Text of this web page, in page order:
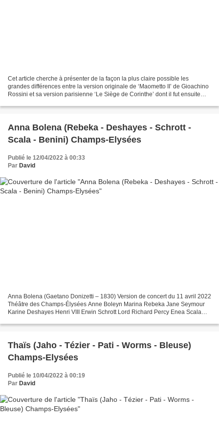
Cet article cherche à présenter de la façon la plus claire possible les
grandes différences entre la version originale de ‘Maometto II’ de Gioachino
Rossini et sa version parisienne ‘Le Siège de Corinthe’ dont il fut ensuite
Anna Bolena (Rebeka - Deshayes - Schrott -
Scala - Benini) Champs-Elysées
Publié le 12/04/2022 à 00:33
Par David
Anna Bolena (Gaetano Donizetti – 1830) Version de concert du 11 avril 2022
Théâtre des Champs-Élysées Anne Boleyn Marina Rebeka Jane Seymour
Karine Deshayes Henri VIII Erwin Schrott Lord Richard Percy Enea Scala
Thaïs (Jaho - Tézier - Pati - Worms - Bleuse)
Champs-Elysées
Publié le 10/04/2022 à 00:19
Par David